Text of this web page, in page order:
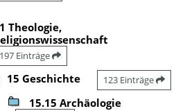
Theologie,
197 Einträge
15 Geschichte 123 Einträge
15.15 Archäologie